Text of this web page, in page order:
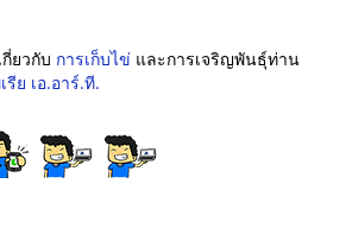
ยวกับ การเก็บไข่ และการเจริญพันธุ์ท่าน
รีย เอ.อาร์.ที.